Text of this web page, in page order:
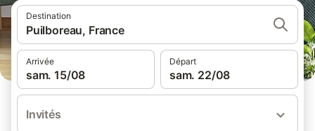
Destination
Puilboreau, France
Arrivée
sam. 15/08
Départ
sam. 22/08
Invités